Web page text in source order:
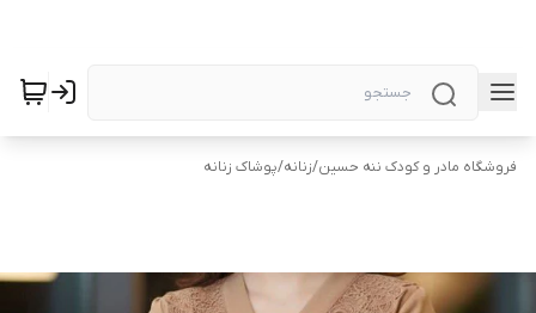
فروشگاه مادر و کودک ننه حسین/زنانه/پوشاک زنانه